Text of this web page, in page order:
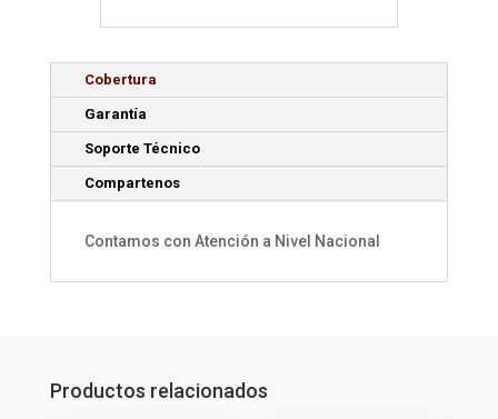
Cobertura
Garantía
Soporte Técnico
Compartenos
Contamos con Atención a Nivel Nacional
Productos relacionados